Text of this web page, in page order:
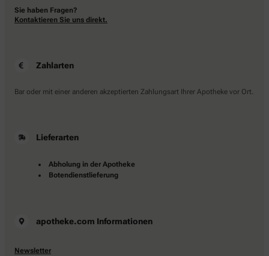
Sie haben Fragen?
Kontaktieren Sie uns direkt.
Zahlarten
Bar oder mit einer anderen akzeptierten Zahlungsart Ihrer Apotheke vor Ort.
Lieferarten
Abholung in der Apotheke
Botendienstlieferung
apotheke.com Informationen
Newsletter